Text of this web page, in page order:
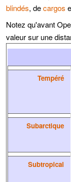
blindés, decargos
Notez qu'avant
valeur sur une
Tempéré
Subarctique
Subtropical